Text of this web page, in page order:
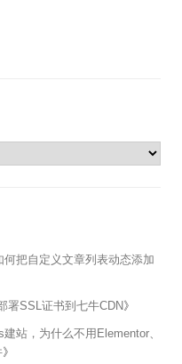
把自定义文章列表动态添加
署SSL证书到七牛CDN》
站，为什么不用Elementor、
》